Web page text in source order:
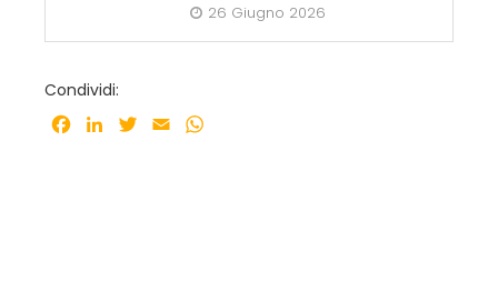
26 Giugno 2026
Condividi:
Facebook
LinkedInTwitter
Email